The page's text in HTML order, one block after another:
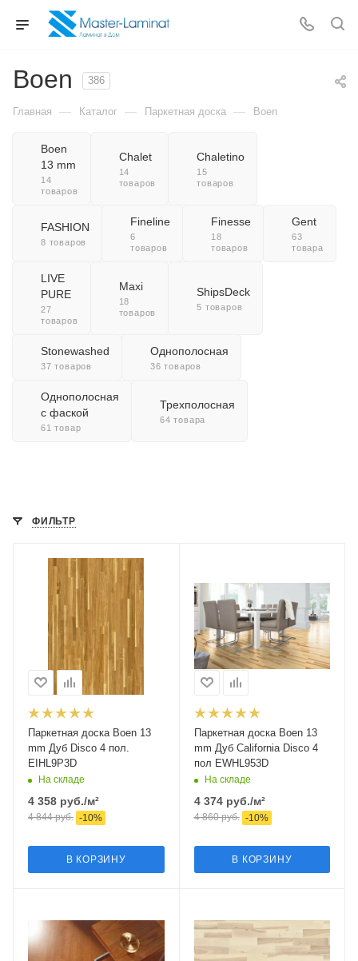
Boen 386
Главная — Каталог — Паркетная доска — Boen
Boen
13 mm
14
товаров
Chalet
14
товаров
Chaletino
15
товаров
FASHION
8 товаров
Fineline
6
товаров
Finesse
18
товаров
Gent
63
товара
LIVE
PURE
27
товаров
Maxi
18
товаров
ShipsDeck
5 товаров
Stonewashed
37 товаров
Однополосная
36 товаров
Однополосная
с фаской
61 товар
Трехполосная
64 товара
ФИЛЬТР
Паркетная доска Boen 13
mm Дуб Disco 4 пол.
EIHL9P3D
На складе
4 358 руб./м²
4 844руб. -10%
В КОРЗИНУ
Паркетная доска Boen 13
mm Дуб California Disco 4
пол EWHL953D
На складе
4 374руб./м²
4 860руб. -10%
В КОРЗИНУ